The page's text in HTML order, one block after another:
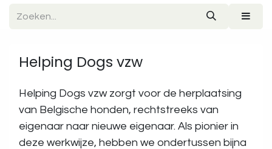
Helping Dogs vzw
Helping Dogs vzw zorgt voor de herplaatsing
van Belgische honden, rechtstreeks van
eigenaar naar nieuwe eigenaar. Als pionier in
deze werkwijze, hebben we ondertussen bijna